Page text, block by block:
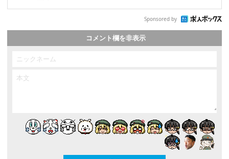
Sponsored by
コメント欄を非表示